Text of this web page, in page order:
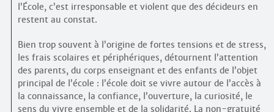
l’École, c’est irresponsable et violent que des décideurs en
restent au constat.
Bien trop souvent à l’origine de fortes tensions et de stress,
les frais scolaires et périphériques, détournent l’attention
des parents, du corps enseignant et des enfants de l’objet
principal de l’école : l’école doit se vivre autour de l’accès à
la connaissance, la confiance, l’ouverture, la curiosité, le
sens du vivre ensemble et de la solidarité. La non-gratuité